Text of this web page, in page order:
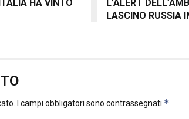
HA VINTO
L’ALERT
LASCINO RUSSIA
I campi obbligatori sono contrassegnati *